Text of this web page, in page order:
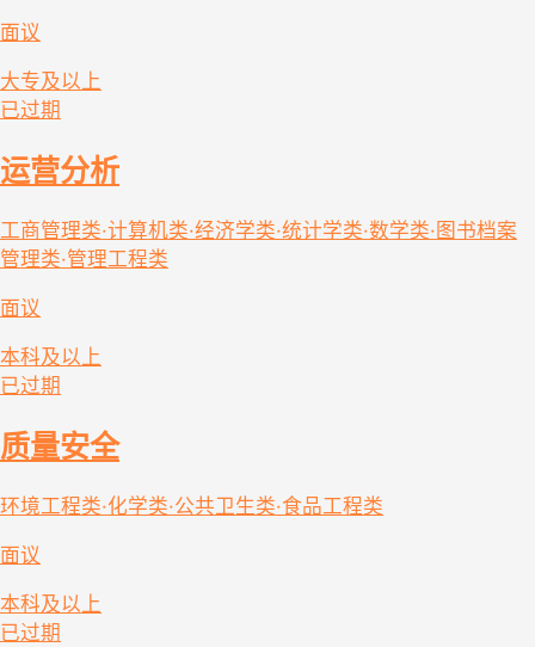
面议
大专及以上
已过期
运营分析
工商管理类·计算机类·经济学类·统计学类·数学类·图书档案
管理类·管理工程类
面议
本科及以上
已过期
质量安全
环境工程类·化学类·公共卫生类·食品工程类
面议
本科及以上
已过期